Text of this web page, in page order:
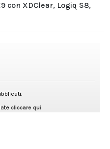
con XDClear, Logiq S8,